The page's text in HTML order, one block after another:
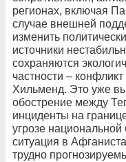
регионах, включая
случае внешней
изменить
источники
сохраняются
частности –
Хильменд. Это уже
обострение между
инциденты на
угрозе
ситуация в
трудно